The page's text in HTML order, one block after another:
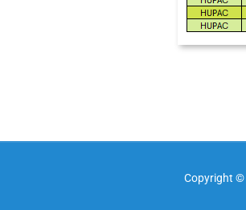
Copyright ©